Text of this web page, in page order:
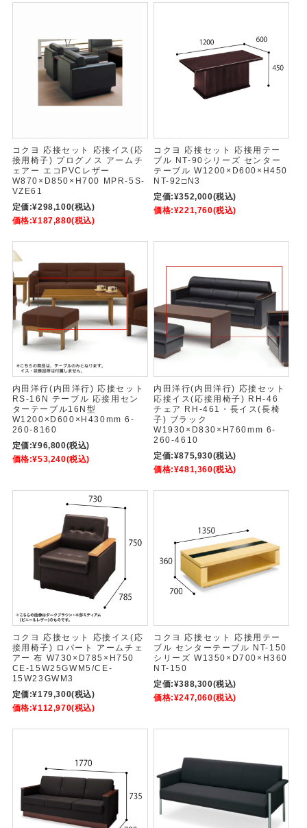
コクヨ 応接セット 応接イス(応
接用椅子) プログノス アームチ
ェアー エコPVCレザー
W870×D850×H700 MPR-5S-
VZE61
定価:¥298,100(税込)
価格:¥187,880(税込)
コクヨ 応接セット 応接用テー
ブル NT-90シリーズ センター
テーブル W1200×D600×H450
NT-92□N3
定価:¥352,000(税込)
価格:¥221,760(税込)
内田洋行(内田洋行) 応接セット
RS-16N テーブル 応接用セン
ターテーブル16N型
W1200×D600×H430mm 6-
260-8160
定価:¥96,800(税込)
価格:¥53,240(税込)
内田洋行(内田洋行) 応接セット
応接イス(応接用椅子) RH-46
チェア RH-461・長イス(長椅
子) ブラック
W1930×D830×H760mm 6-
260-4610
定価:¥875,930(税込)
価格:¥481,360(税込)
コクヨ 応接セット 応接イス(応
接用椅子) ロバート アームチェ
アー 布 W730×D785×H750
CE-15W25GWM5/CE-
15W23GWM3
定価:¥179,300(税込)
価格:¥112,970(税込)
コクヨ 応接セット 応接用テー
ブル センターテーブル NT-150
シリーズ W1350×D700×H360
NT-150
定価:¥388,300(税込)
価格:¥247,060(税込)